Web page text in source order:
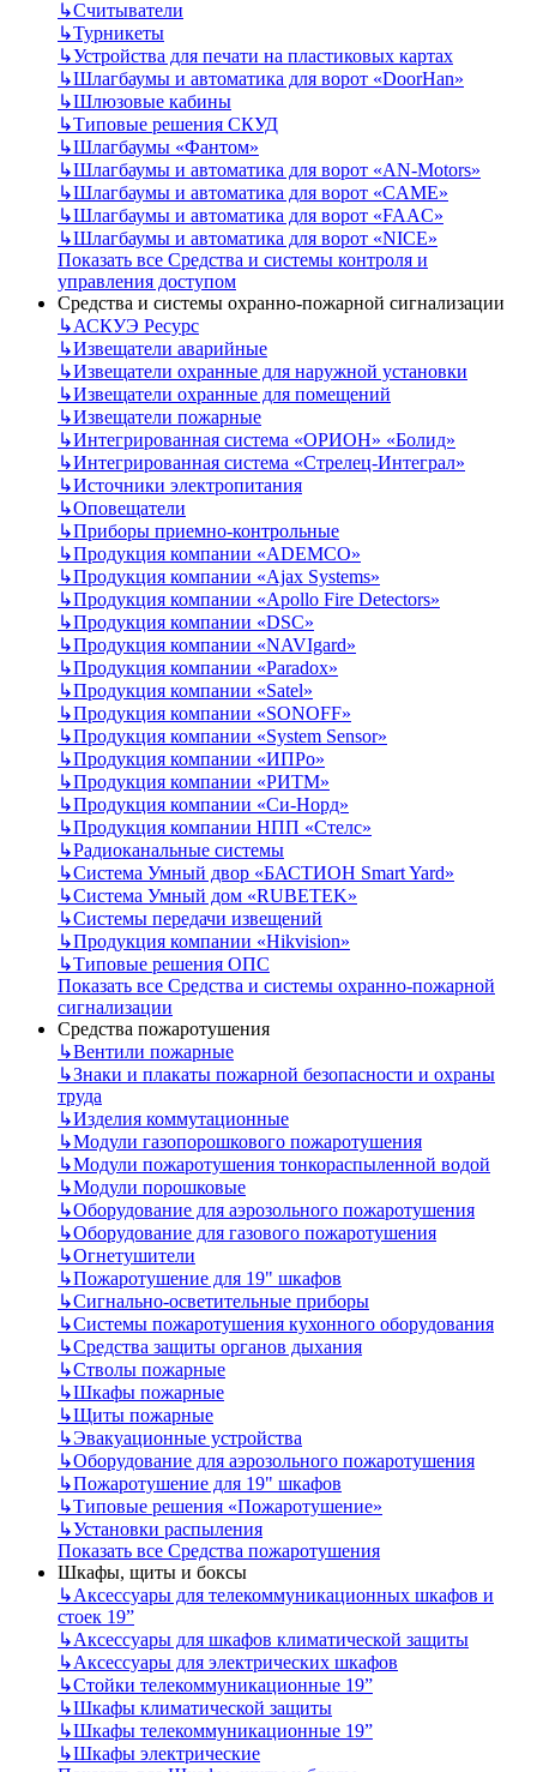
↳Считыватели
↳Турникеты
↳Устройства для печати на пластиковых картах
↳Шлагбаумы и автоматика для ворот «DoorHan»
↳Шлюзовые кабины
↳Типовые решения СКУД
↳Шлагбаумы «Фантом»
↳Шлагбаумы и автоматика для ворот «AN-Motors»
↳Шлагбаумы и автоматика для ворот «CAME»
↳Шлагбаумы и автоматика для ворот «FAAC»
↳Шлагбаумы и автоматика для ворот «NICE»
Показать все Средства и системы контроля и
управления доступом
Средства и системы охранно-пожарной сигнализации
↳АСКУЭ Ресурс
↳Извещатели аварийные
↳Извещатели охранные для наружной установки
↳Извещатели охранные для помещений
↳Извещатели пожарные
↳Интегрированная система «ОРИОН» «Болид»
↳Интегрированная система «Стрелец-Интеграл»
↳Источники электропитания
↳Оповещатели
↳Приборы приемно-контрольные
↳Продукция компании «ADEMCO»
↳Продукция компании «Ajax Systems»
↳Продукция компании «Apollo Fire Detectors»
↳Продукция компании «DSC»
↳Продукция компании «NAVIgard»
↳Продукция компании «Paradox»
↳Продукция компании «Satel»
↳Продукция компании «SONOFF»
↳Продукция компании «System Sensor»
↳Продукция компании «ИПРо»
↳Продукция компании «РИТМ»
↳Продукция компании «Си-Норд»
↳Продукция компании НПП «Стелс»
↳Радиоканальные системы
↳Система Умный двор «БАСТИОН Smart Yard»
↳Система Умный дом «RUBETEK»
↳Системы передачи извещений
↳Продукция компании «Hikvision»
↳Типовые решения ОПС
Показать все Средства и системы охранно-пожарной
сигнализации
Средства пожаротушения
↳Вентили пожарные
↳Знаки и плакаты пожарной безопасности и охраны
труда
↳Изделия коммутационные
↳Модули газопорошкового пожаротушения
↳Модули пожаротушения тонкораспыленной водой
↳Модули порошковые
↳Оборудование для аэрозольного пожаротушения
↳Оборудование для газового пожаротушения
↳Огнетушители
↳Пожаротушение для 19" шкафов
↳Сигнально-осветительные приборы
↳Системы пожаротушения кухонного оборудования
↳Средства защиты органов дыхания
↳Стволы пожарные
↳Шкафы пожарные
↳Щиты пожарные
↳Эвакуационные устройства
↳Оборудование для аэрозольного пожаротушения
↳Пожаротушение для 19" шкафов
↳Типовые решения «Пожаротушение»
↳Установки распыления
Показать все Средства пожаротушения
Шкафы, щиты и боксы
↳Аксессуары для телекоммуникационных шкафов и
стоек 19”
↳Аксессуары для шкафов климатической защиты
↳Аксессуары для электрических шкафов
↳Стойки телекоммуникационные 19”
↳Шкафы климатической защиты
↳Шкафы телекоммуникационные 19”
↳Шкафы электрические